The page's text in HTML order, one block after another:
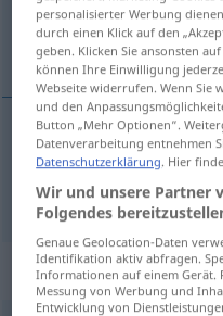
helpen
helpen helfen
personalisierter Werbung
durch einen Klick auf den
geben. Klicken Sie ansonsten
können Ihre Einwilligung
Webseite widerrufen. Wenn Sie
und den
Button „Mehr Optionen“.
Datenverarbeitung entnehmen
Datenschutzerklärung. Hier
Wir und unsere Partner
Folgendes
Genaue Geolocation-Daten
Identifikation aktiv abfragen.
Informationen auf einem Gerät.
Messung von Werbung und
Entwicklung von